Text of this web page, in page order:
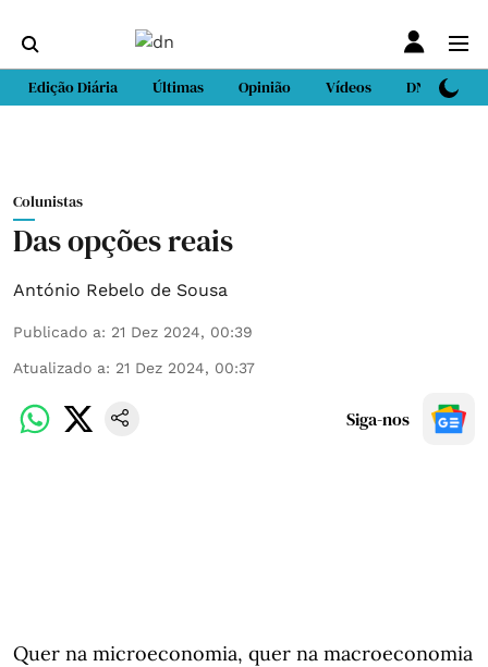
Edição Diária Últimas Opinião Vídeos DN Sport
Colunistas
Das opções reais
António Rebelo de Sousa
Publicado a: 21 Dez 2024, 00:39
Atualizado a: 21 Dez 2024, 00:37
Siga-nos
Quer na microeconomia, quer na macroeconomia